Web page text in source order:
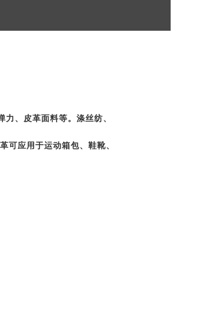
、皮革面料等。涤丝纺、
可应用于运动箱包、鞋靴、